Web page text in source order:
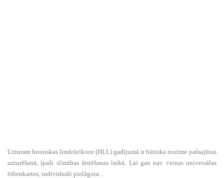
Uzturam hroniskas limfoleikoze (HLL) gadījumā ir būtiska nozīme pašsajūtas
uzturēšanā, īpaši slimības ārstēšanas laikā. Lai gan nav vienas universālas
ēdienkartes, individuāli pielāgota ...